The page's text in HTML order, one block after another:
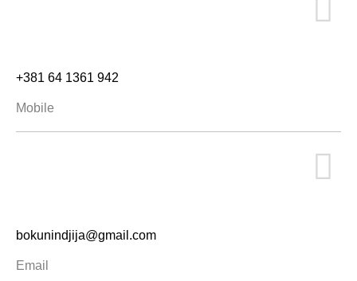
+381 64 1361 942
Mobile
bokunindjija@gmail.com
Email